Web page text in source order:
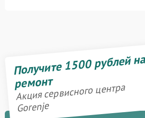
Получите 1500 рублей на
ремонт
Акция сервисного центра
Gorenje